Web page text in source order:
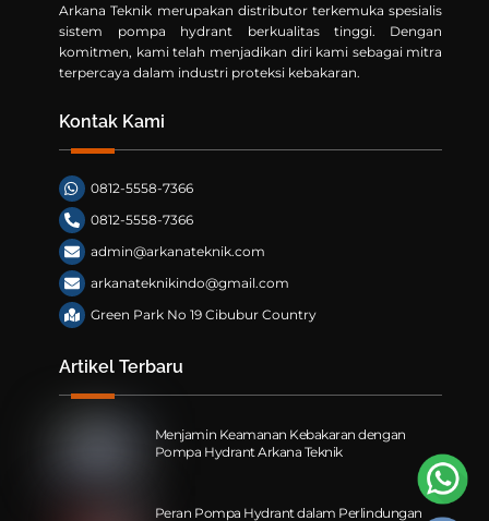
Arkana Teknik merupakan distributor terkemuka spesialis
sistem pompa hydrant berkualitas tinggi. Dengan
komitmen, kami telah menjadikan diri kami sebagai mitra
terpercaya dalam industri proteksi kebakaran.
Kontak Kami
0812-5558-7366
0812-5558-7366
admin@arkanateknik.com
arkanateknikindo@gmail.com
Green Park No 19 Cibubur Country
Artikel Terbaru
Menjamin Keamanan Kebakaran dengan
Pompa Hydrant Arkana Teknik
Peran Pompa Hydrant dalam Perlindungan